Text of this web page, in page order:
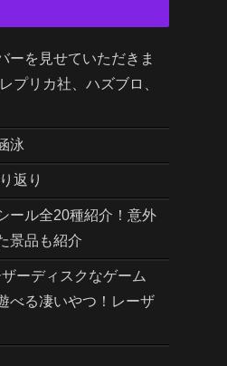
ーを見せていただきま
プリカ社、ハズブロ、
泳
返り
ール全20種紹介！意外
景品も紹介
ーディスクなゲーム
べる凄いやつ！レーザ